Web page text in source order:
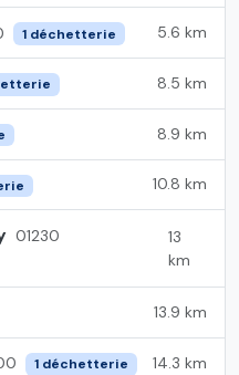
1 déchetterie 5.6 km
8.5 km
8.9 km
10.8 km
01230
13
km
13.9 km
1 déchetterie 14.3 km